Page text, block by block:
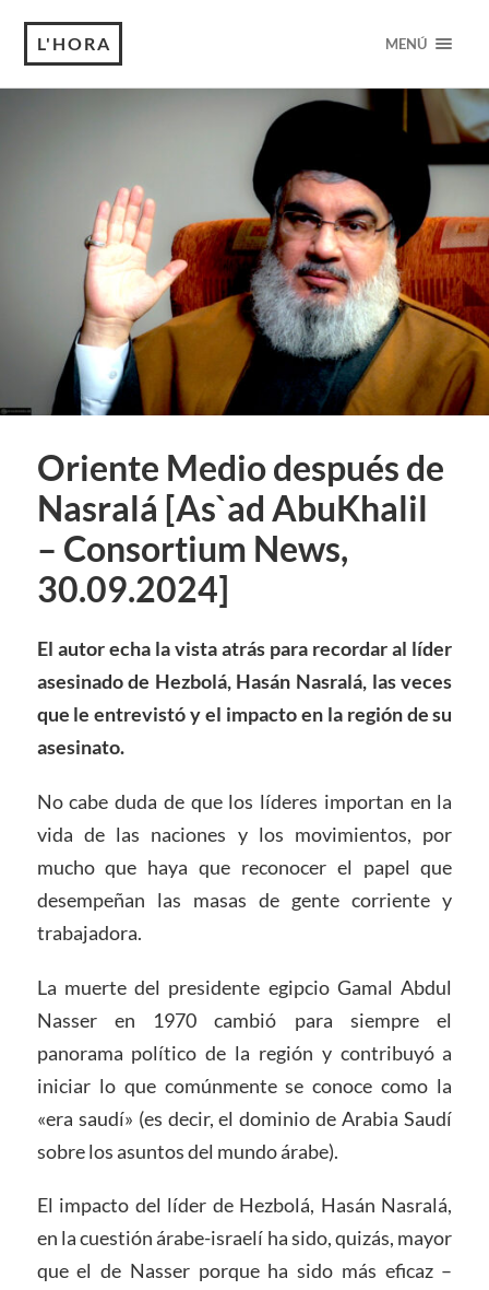
L'HORA MENÚ
Oriente Medio después de
Nasralá [As`ad AbuKhalil
– Consortium News,
30.09.2024]
El autor echa la vista atrás para recordar al líder
asesinado de Hezbolá, Hasán Nasralá, las veces
que le entrevistó y el impacto en la región de su
asesinato.
No cabe duda de que los líderes importan en la
vida de las naciones y los movimientos, por
mucho que haya que reconocer el papel que
desempeñan las masas de gente corriente y
trabajadora.
La muerte del presidente egipcio Gamal Abdul
Nasser en 1970 cambió para siempre el
panorama político de la región y contribuyó a
iniciar lo que comúnmente se conoce como la
«era saudí» (es decir, el dominio de Arabia Saudí
sobre los asuntos del mundo árabe).
El impacto del líder de Hezbolá, Hasán Nasralá,
en la cuestión árabe-israelí ha sido, quizás, mayor
que el de Nasser porque ha sido más eficaz –